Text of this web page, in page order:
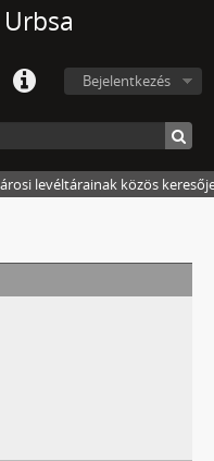
Urbsa
Bejelentkezés
levéltárainak közös